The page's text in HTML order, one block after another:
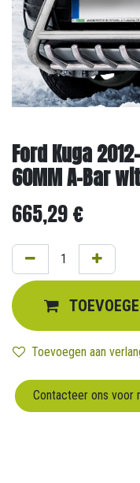
Ford Kuga
60MM A-Bar
665,29€
Toevoegen aan
Contacteer ons voor